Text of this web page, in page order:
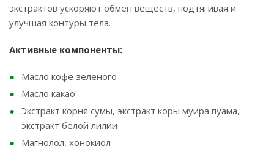
экстрактов ускоряют обмен веществ, подтягивая и
улучшая контуры тела.
Активные компоненты:
Масло кофе зеленого
Масло какао
Экстракт корня сумы, экстракт коры муира пуама,
экстракт белой лилии
Магнолол, хонокиол